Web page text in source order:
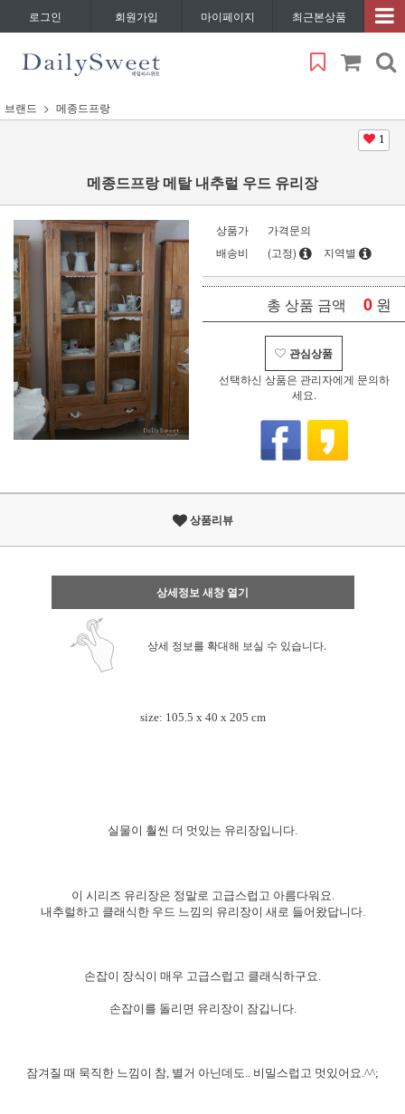
로그인 회원가입 마이페이지 최근본상품
브랜드 메종드프랑
1
메종드프랑 메탈 내추럴 우드 유리장
상품가
가격문의
배송비
(고정) 지역별
총 상품 금액 0 원
관심상품
선택하신 상품은 관리자에게 문의하
세요.
상품리뷰
상세정보 새창 열기
상세 정보를 확대해 보실 수 있습니다.
size: 105.5 x 40 x 205 cm
실물이 훨씬 더 멋있는 유리장입니다.
이 시리즈 유리장은 정말로 고급스럽고 아름다워요.
내추럴하고 클래식한 우드 느낌의 유리장이 새로 들어왔답니다.
손잡이 장식이 매우 고급스럽고 클래식하구요.
손잡이를 돌리면 유리장이 잠깁니다.
잠겨질 때 묵직한 느낌이 참, 별거 아닌데도.. 비밀스럽고 멋있어요.^^;